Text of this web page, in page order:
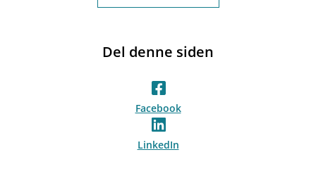
Del denne siden
Facebook
LinkedIn